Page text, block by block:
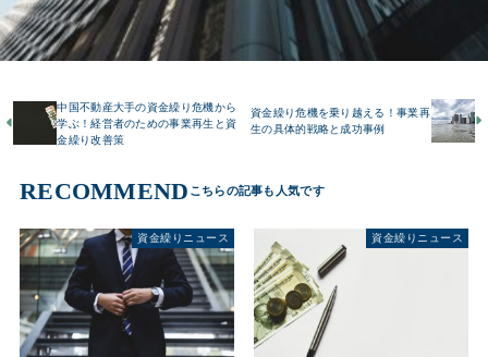
中国不動産大手の資金繰り危機から
学ぶ！経営者のための事業再生と資
金繰り改善策
資金繰り危機を乗り越える！事業再
生の具体的戦略と成功事例
RECOMMEND
資金繰りニュース 資金繰りニュース